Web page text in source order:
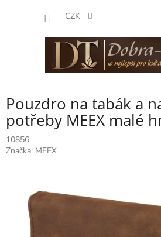
CZK
Pouzdro na tabák a
potřeby MEEX malé
10856
Značka: MEEX